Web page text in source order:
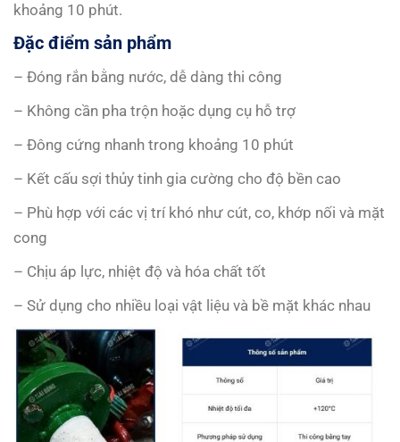
khoảng 10 phút.
Đặc điểm sản phẩm
– Đóng rắn bằng nước, dễ dàng thi công
– Không cần pha trộn hoặc dụng cụ hỗ trợ
– Đông cứng nhanh trong khoảng 10 phút
– Kết cấu sợi thủy tinh gia cường cho độ bền cao
– Phù hợp với các vị trí khó như cút, co, khớp nối và mặt
cong
– Chịu áp lực, nhiệt độ và hóa chất tốt
– Sử dụng cho nhiều loại vật liệu và bề mặt khác nhau